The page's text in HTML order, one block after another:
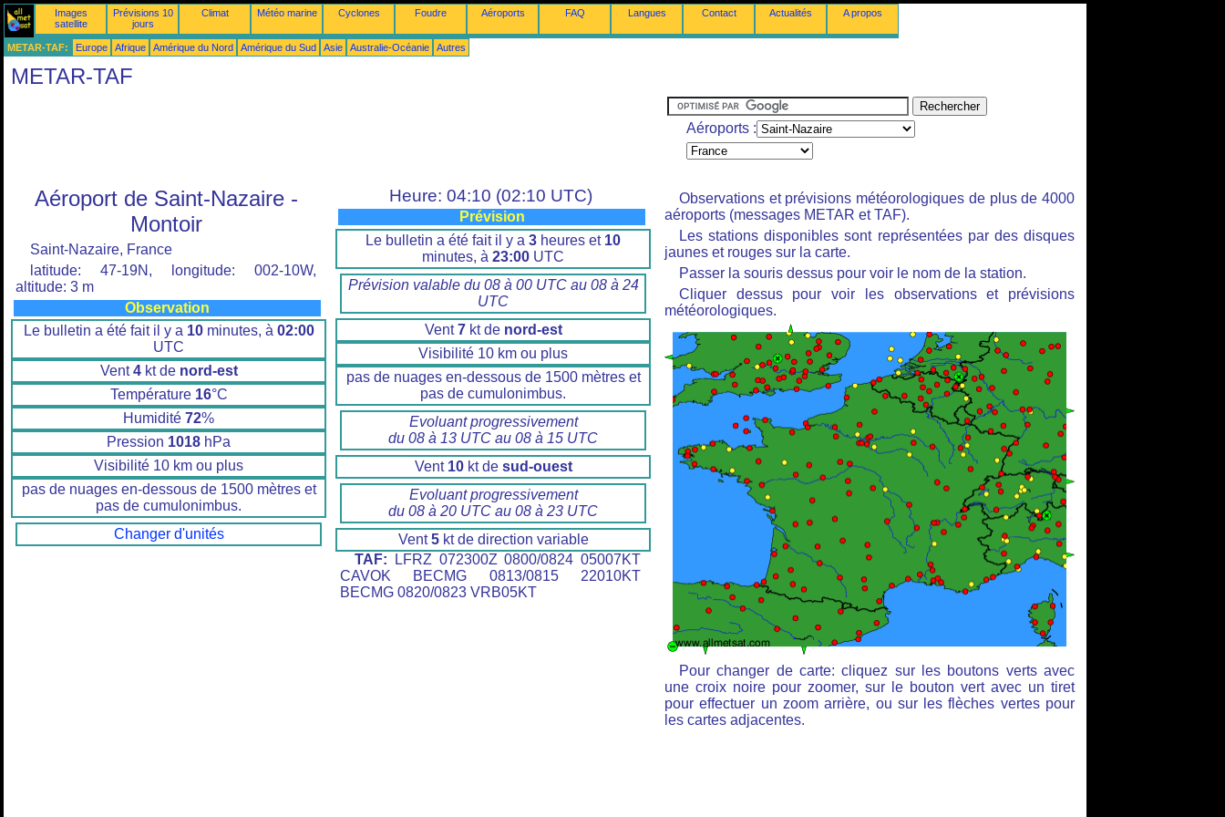
Images
satellite
Prévisions 10
jours
Climat Météo marine Cyclones Foudre Aéroports FAQ Langues Contact Actualités A propos
METAR-TAF: Europe Afrique Amérique du Nord Amérique du Sud Asie Australie-Océanie Autres
METAR-TAF
Aéroports :
Aéroport de Saint-Nazaire -
Montoir
Saint-Nazaire, France
latitude: 47-19N, longitude: 002-10W,
altitude: 3 m
Observation
Le bulletin a été fait il y a 10minutes, à 02:00
UTC
Vent4kt de nord-est
Température 16°C
Humidité 72%
Pression 1018 hPa
Visibilité 10 km ou plus
pas de nuages en-dessous de 1500 mètres et
pas de cumulonimbus.
Changer d'unités
Heure: 04:10 (02:10 UTC)
Prévision
Le bulletin a été fait il y a 3 heures et 10
minutes, à 23:00 UTC
Prévision valable du 08 à 00 UTC au 08 à 24
UTC
Vent7kt de nord-est
Visibilité 10 km ou plus
pas de nuages en-dessous de 1500 mètres et
pas de cumulonimbus.
Evoluant progressivement
du 08 à 13 UTC au 08 à 15 UTC
Vent 10kt de sud-ouest
Evoluant progressivement
du 08 à 20 UTC au 08 à 23 UTC
Vent5kt de direction variable
TAF: LFRZ 072300Z 0800/0824 05007KT
CAVOK BECMG 0813/0815 22010KT
BECMG 0820/0823 VRB05KT
Observations et prévisions météorologiques de plus de 4000
aéroports (messages METAR et TAF).
Les stations disponibles sont représentées par des disques
jaunes et rouges sur la carte.
Passer la souris dessus pour voir le nom de la station.
Cliquer dessus pour voir les observations et prévisions
météorologiques.
Pour changer de carte: cliquez sur les boutons verts avec
une croix noire pour zoomer, sur le bouton vert avec un tiret
pour effectuer un zoom arrière, ou sur les flèches vertes pour
les cartes adjacentes.